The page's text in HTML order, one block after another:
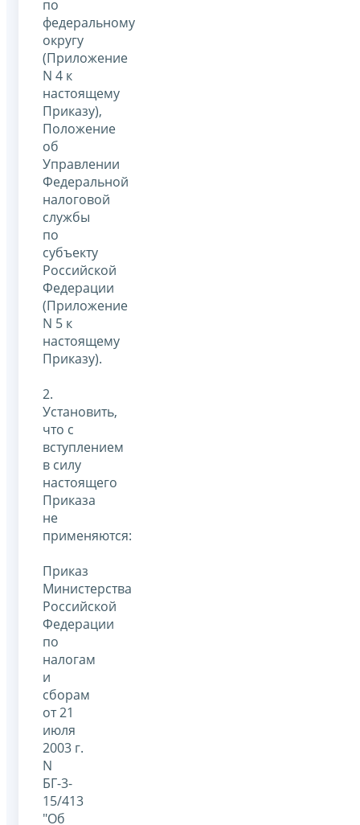
по
федеральному
округу
(Приложение
N 4 к
настоящему
Приказу),
Положение
об
Управлении
Федеральной
налоговой
службы
по
субъекту
Российской
Федерации
(Приложение
N 5 к
настоящему
Приказу).
2.
Установить,
что с
вступлением
в силу
настоящего
Приказа
не
применяются:
Приказ
Министерства
Российской
Федерации
по
налогам
и
сборам
от 21
июля
2003 г.
N
БГ-3-
15/413
"Об